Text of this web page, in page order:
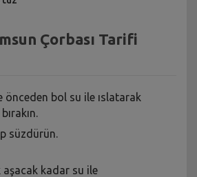
Çorbası Tarifi
önceden bol su ile ıslatarak
süzdürün.
kadar su ile